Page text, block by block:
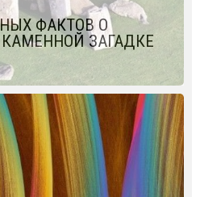
ФАКТОВ О
ЗАГАДКЕ